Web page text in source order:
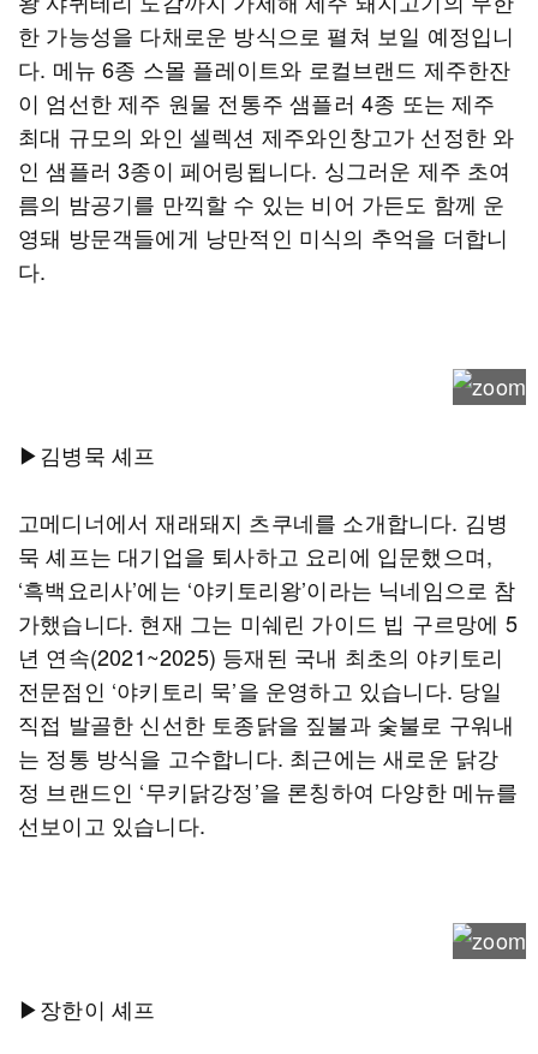
한 가능성을 다채로운 방식으로 펼쳐 보일 예정입니
다. 메뉴 6종 스몰 플레이트와 로컬브랜드 제주한잔
이 엄선한 제주 원물 전통주 샘플러 4종 또는 제주
최대 규모의 와인 셀렉션 제주와인창고가 선정한 와
인 샘플러 3종이 페어링됩니다. 싱그러운 제주 초여
름의 밤공기를 만끽할 수 있는 비어 가든도 함께 운
영돼 방문객들에게 낭만적인 미식의 추억을 더합니
다.
▶김병묵 셰프
고메디너에서 재래돼지 츠쿠네를 소개합니다. 김병
묵 셰프는 대기업을 퇴사하고 요리에 입문했으며,
‘흑백요리사’에는 ‘야키토리왕’이라는 닉네임으로 참
가했습니다. 현재 그는 미쉐린 가이드 빕 구르망에 5
년 연속(2021~2025) 등재된 국내 최초의 야키토리
전문점인 ‘야키토리 묵’을 운영하고 있습니다. 당일
직접 발골한 신선한 토종닭을 짚불과 숯불로 구워내
는 정통 방식을 고수합니다. 최근에는 새로운 닭강
정 브랜드인 ‘무키닭강정’을 론칭하여 다양한 메뉴를
선보이고 있습니다.
▶장한이 셰프